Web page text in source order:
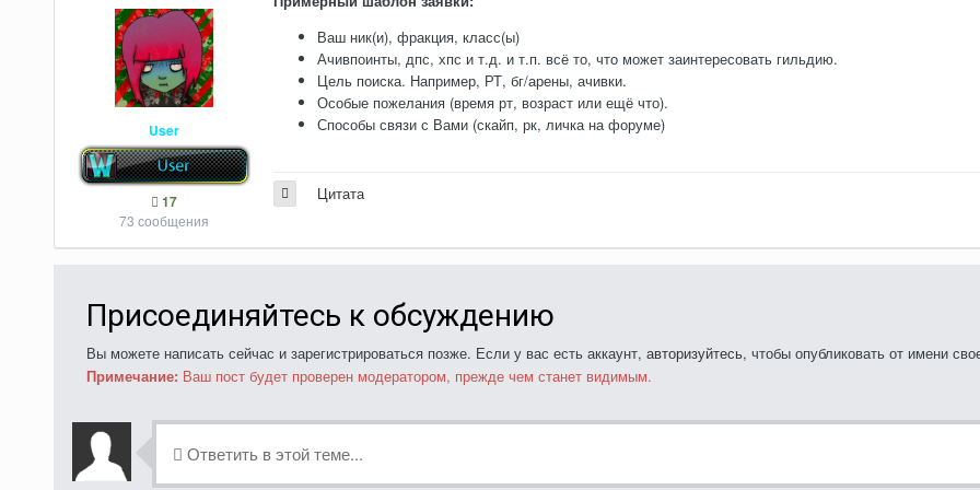
User
17
73 сообщения
Ваш ник(и), фракция, класс(ы)
Ачивпоинты, дпс, хпс и т.д. и т.п. всё то, что может заинтересовать гильдию.
Цель поиска. Например, РТ, бг/арены, ачивки.
Особые пожелания (время рт, возраст или ещё что).
Способы связи с Вами (скайп, рк, личка на форуме)
Цитата
Присоединяйтесь к обсуждению
Вы можете написать сейчас и зарегистрироваться позже. Если у вас есть аккаунт, авторизуйтесь, чтобы опубликовать от имени
Примечание: Ваш пост будет проверен модератором, прежде чем станет видимым.
Ответить в этой теме...